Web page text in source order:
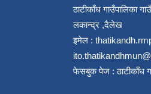
ठाटीकाँध गाउँपालिका
लकान्द्र ,दैलेख
इमेल :
फेसबुक पेज : ठाटीकाँध